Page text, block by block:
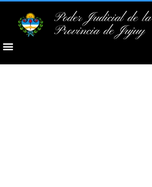
Poder Judicial de la
Provincia de Jujuy